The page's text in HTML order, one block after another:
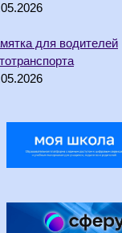
для водителей